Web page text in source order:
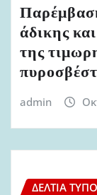
άδικης
της
admin
ΔΕΛΤΊΑ